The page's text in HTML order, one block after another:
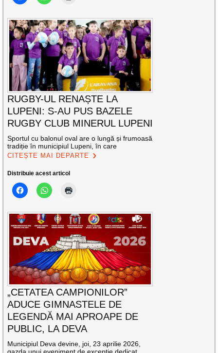
RUGBY-UL RENAȘTE LA
LUPENI: S-AU PUS BAZELE
RUGBY CLUB MINERUL LUPENI
Sportul cu balonul oval are o lungă și frumoasă
tradiție în municipiul Lupeni, în care
CITEȘTE MAI DEPARTE
Distribuie acest articol
„CETATEA CAMPIONILOR”
ADUCE GIMNASTELE DE
LEGENDĂ MAI APROAPE DE
PUBLIC, LA DEVA
Municipiul Deva devine, joi, 23 aprilie 2026,